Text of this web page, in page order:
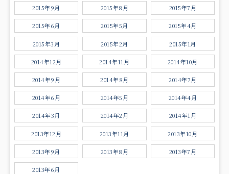
2015年9月 2015年8月 2015年7月
2015年6月 2015年5月 2015年4月
2015年3月 2015年2月 2015年1月
2014年12月 2014年11月 2014年10月
2014年9月 2014年8月 2014年7月
2014年6月 2014年5月 2014年4月
2014年3月 2014年2月 2014年1月
2013年12月 2013年11月 2013年10月
2013年9月 2013年8月 2013年7月
2013年6月